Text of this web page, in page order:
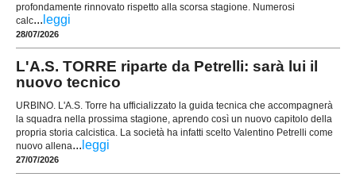
profondamente rinnovato rispetto alla scorsa stagione. Numerosi
calc... leggi
28/07/2026
L'A.S. TORRE riparte da Petrelli: sarà lui il
nuovo tecnico
URBINO. L'A.S. Torre ha ufficializzato la guida tecnica che accompagnerà
la squadra nella prossima stagione, aprendo così un nuovo capitolo della
propria storia calcistica. La società ha infatti scelto Valentino Petrelli come
nuovo allena... leggi
27/07/2026